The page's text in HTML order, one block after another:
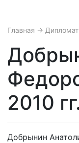
Главная →
2010
Добрынин